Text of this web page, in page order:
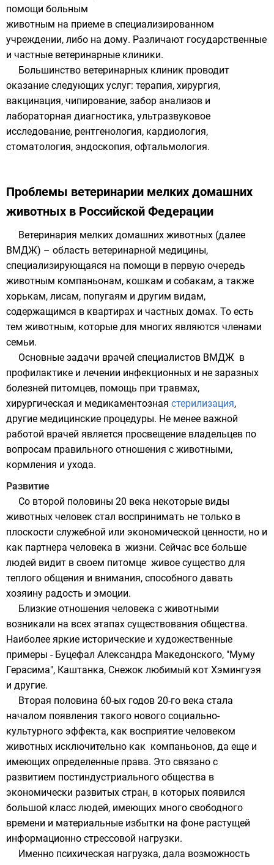
помощи больным
животным на приеме в специализированном
учреждении, либо на дому. Различают государственные
и частные ветеринарные клиники.
Большинство ветеринарных клиник проводит
оказание следующих услуг: терапия, хирургия,
вакцинация, чипирование, забор анализов и
лабораторная диагностика, ультразвуковое
исследование, рентгенология, кардиология,
стоматология, эндоскопия, офтальмология.
Проблемы ветеринарии мелких домашних
животных в Российской Федерации
Ветеринария мелких домашних животных (далее
ВМДЖ) – область ветеринарной медицины,
специализирующаяся на помощи в первую очередь
животным компаньонам, кошкам и собакам, а также
хорькам, лисам, попугаям и другим видам,
содержащимся в квартирах и частных домах. То есть
тем животным, которые для многих являются членами
семьи.
Основные задачи врачей специалистов ВМДЖ в
профилактике и лечении инфекционных и не заразных
болезней питомцев, помощь при травмах,
хирургическая и медикаментозная стерилизация,
другие медицинские процедуры. Не менее важной
работой врачей является просвещение владельцев по
вопросам правильного отношения с животными,
кормления и ухода.
Развитие
Со второй половины 20 века некоторые виды
животных человек стал воспринимать не только в
плоскости служебной или экономической ценности, но и
как партнера человека в жизни. Сейчас все больше
людей видит в своем питомце живое существо для
теплого общения и внимания, способного давать
хозяину радость и эмоции.
Близкие отношения человека с животными
возникали на всех этапах существования общества.
Наиболее яркие исторические и художественные
примеры - Буцефал Александра Македонского, "Муму
Герасима", Каштанка, Снежок любимый кот Хэмингуэя
и другие.
Вторая половина 60-ых годов 20-го века стала
началом появления такого нового социально-
культурного эффекта, как восприятие человеком
животных исключительно как компаньонов, да еще и
имеющих определенные права. Это связано с
развитием постиндустриального общества в
экономически развитых стран, в которых появился
большой класс людей, имеющих много свободного
времени и материальные избытки на фоне растущей
информационно стрессовой нагрузки.
Именно психическая нагрузка, дала возможность